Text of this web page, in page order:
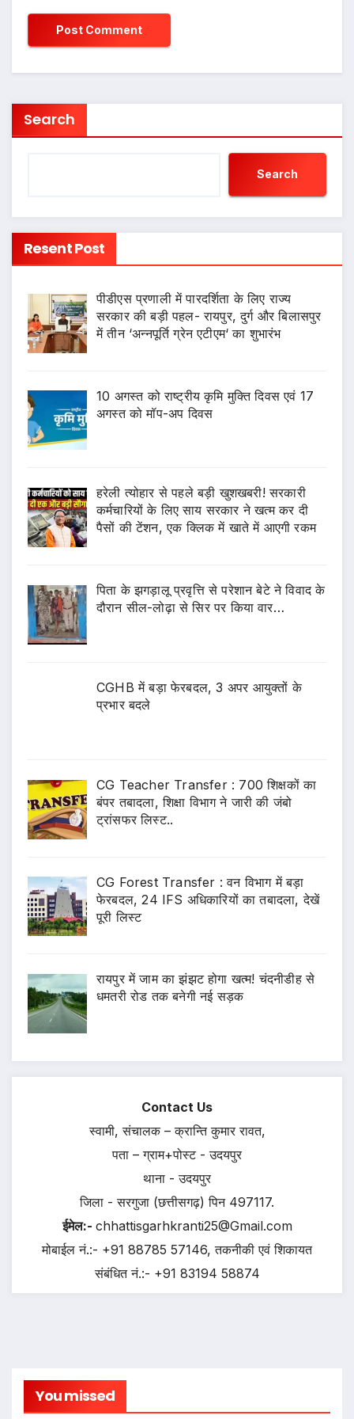
Search
Search
Resent Post
पीडीएस प्रणाली में पारदर्शिता के लिए राज्य
सरकार की बड़ी पहल- रायपुर, दुर्ग और बिलासपुर
में तीन ‘अन्नपूर्ति ग्रेन एटीएम‘ का शुभारंभ
10 अगस्त को राष्ट्रीय कृमि मुक्ति दिवस एवं 17
अगस्त को मॉप-अप दिवस
हरेली त्योहार से पहले बड़ी खुशखबरी! सरकारी
कर्मचारियों के लिए साय सरकार ने खत्म कर दी
पैसों की टेंशन, एक क्लिक में खाते में आएगी रकम
पिता के झगड़ालू प्रवृत्ति से परेशान बेटे ने विवाद के
दौरान सील-लोढ़ा से सिर पर किया वार…
CGHB में बड़ा फेरबदल, 3 अपर आयुक्तों के
प्रभार बदले
CG Teacher Transfer : 700 शिक्षकों का
बंपर तबादला, शिक्षा विभाग ने जारी की जंबो
ट्रांसफर लिस्ट..
CG Forest Transfer : वन विभाग में बड़ा
फेरबदल, 24 IFS अधिकारियों का तबादला, देखें
पूरी लिस्ट
रायपुर में जाम का झंझट होगा खत्म! चंदनीडीह से
धमतरी रोड तक बनेगी नई सड़क
Contact Us
स्वामी, संचालक – क्रान्ति कुमार रावत,
पता – ग्राम+पोस्ट - उदयपुर
थाना - उदयपुर
जिला - सरगुजा (छत्तीसगढ़) पिन 497117.
ईमेल:- chhattisgarhkranti25@Gmail.com
मोबाईल नं.:- +91 88785 57146, तकनीकी एवं शिकायत
संबंधित नं.:- +91 83194 58874
You missed